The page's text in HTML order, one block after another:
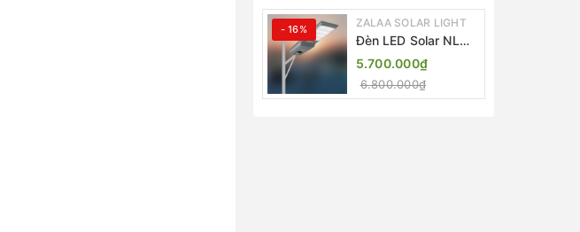
- 16% ZALAA SOLAR LIGHT
Đèn LED Solar NLMT
Liền Thể ZKC-TG
25W All in One |
ZALAA Street Light
5.700.000₫
6.800.000₫